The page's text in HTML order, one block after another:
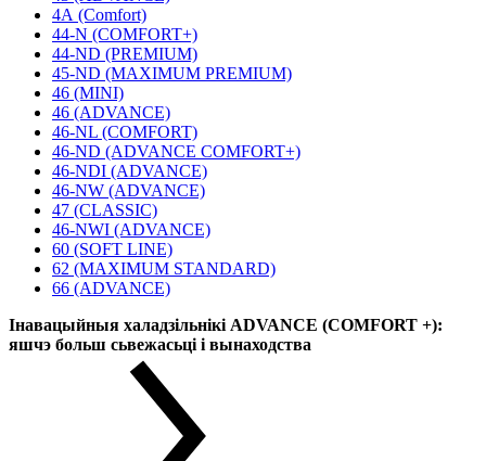
4А (Comfort)
44-N (COMFORT+)
44-ND (PREMIUM)
45-ND (MAXIMUM PREMIUM)
46 (MINI)
46 (ADVANCE)
46-NL (COMFORT)
46-ND (ADVANCE COMFORT+)
46-NDI (ADVANCE)
46-NW (ADVANCE)
47 (CLASSIC)
46-NWI (ADVANCE)
60 (SOFT LINE)
62 (MAXIMUM STANDARD)
66 (ADVANCE)
Інавацыйныя халадзільнікі ADVANCE (COMFORT +):
яшчэ больш сьвежасьці і вынаходства